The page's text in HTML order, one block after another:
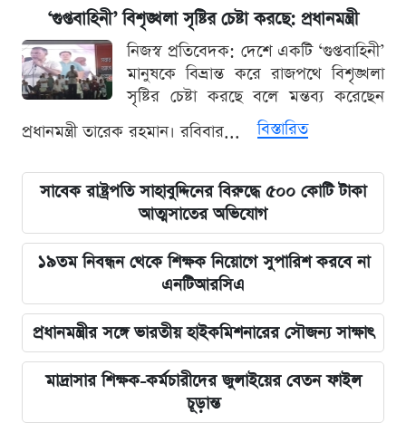
‘গুপ্তবাহিনী’ বিশৃঙ্খলা সৃষ্টির চেষ্টা করছে: প্রধানমন্ত্রী
নিজস্ব প্রতিবেদক: দেশে একটি ‘গুপ্তবাহিনী’
মানুষকে বিভ্রান্ত করে রাজপথে বিশৃঙ্খলা
সৃষ্টির চেষ্টা করছে বলে মন্তব্য করেছেন
প্রধানমন্ত্রী তারেক রহমান। রবিবার...
বিস্তারিত
সাবেক রাষ্ট্রপতি সাহাবুদ্দিনের বিরুদ্ধে ৫০০ কোটি টাকা
আত্মসাতের অভিযোগ
১৯তম নিবন্ধন থেকে শিক্ষক নিয়োগে সুপারিশ করবে না
এনটিআরসিএ
প্রধানমন্ত্রীর সঙ্গে ভারতীয় হাইকমিশনারের সৌজন্য সাক্ষাৎ
মাদ্রাসার শিক্ষক-কর্মচারীদের জুলাইয়ের বেতন ফাইল
চূড়ান্ত